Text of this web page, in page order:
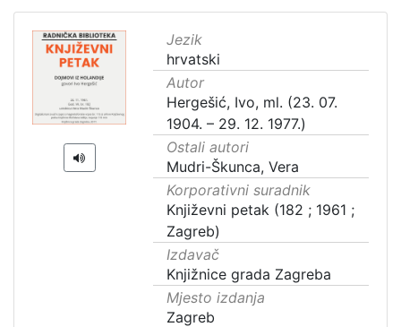
Jezik
hrvatski
Autor
Hergešić, Ivo, ml. (23. 07.
1904. – 29. 12. 1977.)
Ostali autori
Mudri-Škunca, Vera
Korporativni suradnik
Književni petak (182 ; 1961 ;
Zagreb)
Izdavač
Knjižnice grada Zagreba
Mjesto izdanja
Zagreb